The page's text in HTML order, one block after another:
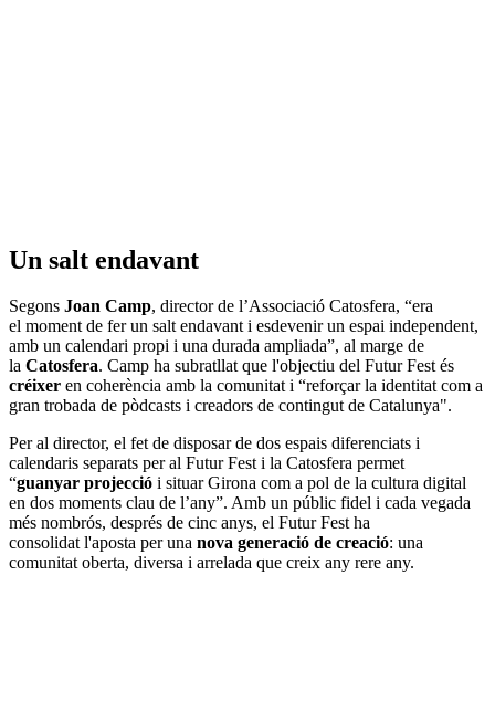
Un salt endavant
Segons Joan Camp, director de l’Associació Catosfera, “era
el moment de fer un salt endavant i esdevenir un espai independent,
amb un calendari propi i una durada ampliada”, al marge de
la Catosfera. Camp ha subratllat que l'objectiu del Futur Fest és
créixer en coherència amb la comunitat i “reforçar la identitat com a
gran trobada de pòdcasts i creadors de contingut de Catalunya".
Per al director, el fet de disposar de dos espais diferenciats i
calendaris separats per al Futur Fest i la Catosfera permet
“guanyar projecció i situar Girona com a pol de la cultura digital
en dos moments clau de l’any”. Amb un públic fidel i cada vegada
més nombrós, després de cinc anys, el Futur Fest ha
consolidat l'aposta per una nova generació de creació: una
comunitat oberta, diversa i arrelada que creix any rere any.